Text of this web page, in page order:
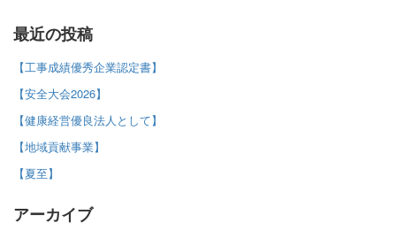
最近の投稿
【工事成績優秀企業認定書】
【安全大会2026】
【健康経営優良法人として】
【地域貢献事業】
【夏至】
アーカイブ